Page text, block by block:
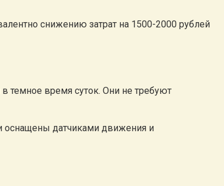
снижению затрат на 1500-2000 рублей
темное время суток. Они не требуют
оснащены датчиками движения и